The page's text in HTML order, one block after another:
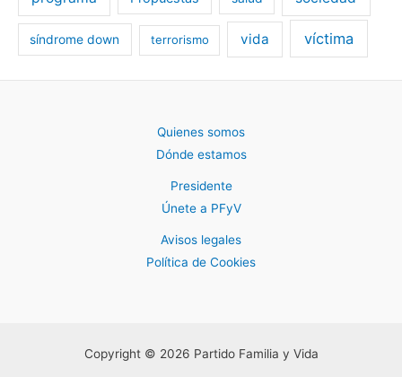
síndrome down terrorismo vida víctima
Quienes somos
Dónde estamos
Presidente
Únete a PFyV
Avisos legales
Política de Cookies
Copyright © 2026 Partido Familia y Vida